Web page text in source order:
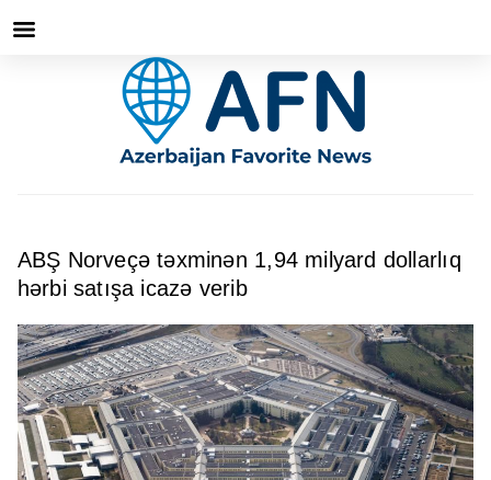
ABŞ Norveçə təxminən 1,94 milyard dollarlıq
hərbi satışa icazə verib